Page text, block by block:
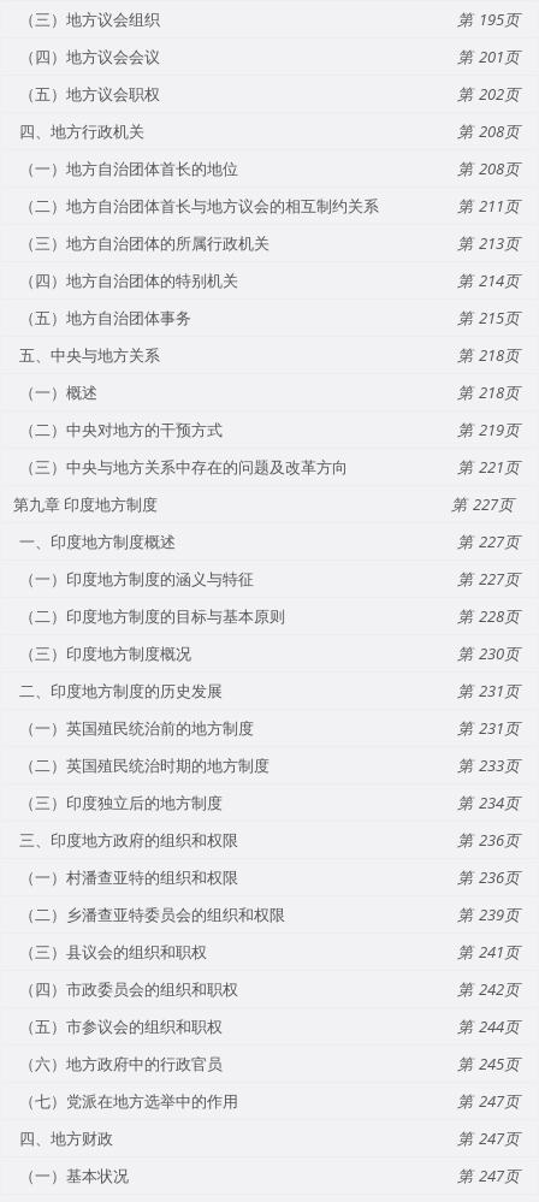
（三）地方议会组织
195
（四）地方议会会议
201
（五）地方议会职权
202
四、地方行政机关
208
（一）地方自治团体首长的地位
208
（二）地方自治团体首长与地方议会的相互制约关系
211
（三）地方自治团体的所属行政机关
213
（四）地方自治团体的特别机关
214
（五）地方自治团体事务
215
五、中央与地方关系
218
（一）概述
218
（二）中央对地方的干预方式
219
（三）中央与地方关系中存在的问题及改革方向
221
第九章 印度地方制度
227
一、印度地方制度概述
227
（一）印度地方制度的涵义与特征
227
（二）印度地方制度的目标与基本原则
228
（三）印度地方制度概况
230
二、印度地方制度的历史发展
231
（一）英国殖民统治前的地方制度
231
（二）英国殖民统治时期的地方制度
233
（三）印度独立后的地方制度
234
三、印度地方政府的组织和权限
236
（一）村潘查亚特的组织和权限
236
（二）乡潘查亚特委员会的组织和权限
239
（三）县议会的组织和职权
241
（四）市政委员会的组织和职权
242
（五）市参议会的组织和职权
244
（六）地方政府中的行政官员
245
（七）党派在地方选举中的作用
247
四、地方财政
247
（一）基本状况
247